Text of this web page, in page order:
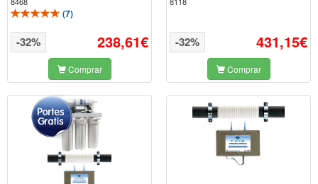
(7)
238,61€
-32%
Comprar
431,15€
-32%
Comprar